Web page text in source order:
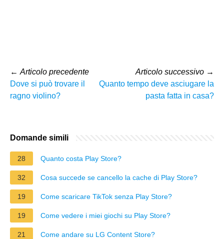
← Articolo precedente
Dove si può trovare il
ragno violino?
Articolo successivo →
Quanto tempo deve asciugare la
pasta fatta in casa?
Domande simili
28 Quanto costa Play Store?
32 Cosa succede se cancello la cache di Play Store?
19 Come scaricare TikTok senza Play Store?
19 Come vedere i miei giochi su Play Store?
21 Come andare su LG Content Store?